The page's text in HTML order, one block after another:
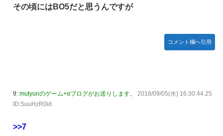
【種運命】ネオが結局よく分からないまま新しい映画が終わ
乃木坂ど新規の5期オタさんってもしかして、賀喜遥香のイ
ンスタフォロワー初動が大して伸びないと思ってませんでし
YAC卒業の日
ラｗｗｗｗｗ
その頃にはBO5だと思うんですが
コメント欄へ引用
9: mutyunのゲーム+αブログがお送りします。
2018/09/05(水) 16:30:44.25
ID:SuuHzR0id
>>7